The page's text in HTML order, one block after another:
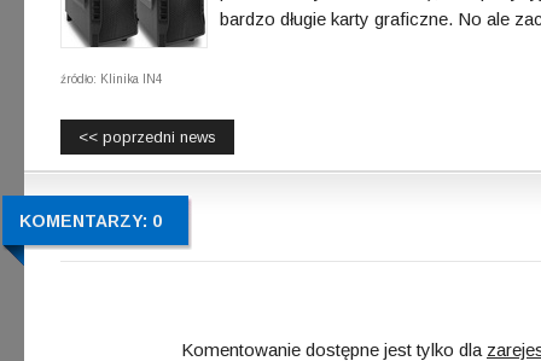
bardzo długie karty graficzne. No ale
źródło: Klinika IN4
<< poprzedni news
KOMENTARZY: 0
Komentowanie dostępne jest tylko dla